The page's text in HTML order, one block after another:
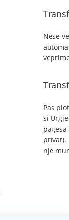
Nëse
Pas
si
privat).
një